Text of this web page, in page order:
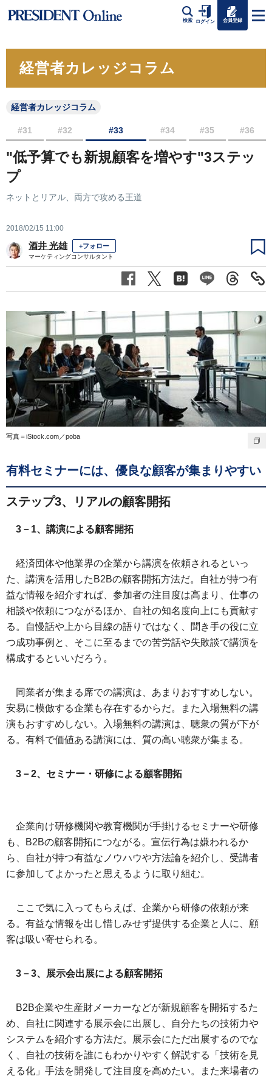
検索 ログイン 会員登録
経営者カレッジコラム
経営者カレッジコラム
#31 #32 #33 #34 #35 #36
"低予算でも新規顧客を増やす"3ステッ
プ
ネットとリアル、両方で攻める王道
2018/02/15 11:00
酒井 光雄 +フォロー
マーケティングコンサルタント
写真＝iStock.com／poba
有料セミナーには、優良な顧客が集まりやすい
ステップ3、リアルの顧客開拓
3－1、講演による顧客開拓
経済団体や他業界の企業から講演を依頼されるといっ
た、講演を活用したB2Bの顧客開拓方法だ。自社が持つ有
益な情報を紹介すれば、参加者の注目度は高まり、仕事の
相談や依頼につながるほか、自社の知名度向上にも貢献す
る。自慢話や上から目線の語りではなく、聞き手の役に立
つ成功事例と、そこに至るまでの苦労話や失敗談で講演を
構成するといいだろう。
同業者が集まる席での講演は、あまりおすすめしない。
安易に模倣する企業も存在するからだ。また入場無料の講
演もおすすめしない。入場無料の講演は、聴衆の質が下が
る。有料で価値ある講演には、質の高い聴衆が集まる。
3－2、セミナー・研修による顧客開拓
企業向け研修機関や教育機関が手掛けるセミナーや研修
も、B2Bの顧客開拓につながる。宣伝行為は嫌われるか
ら、自社が持つ有益なノウハウや方法論を紹介し、受講者
に参加してよかったと思えるように取り組む。
ここで気に入ってもらえば、企業から研修の依頼が来
る。有益な情報を出し惜しみせず提供する企業と人に、顧
客は吸い寄せられる。
3－3、展示会出展による顧客開拓
B2B企業や生産財メーカーなどが新規顧客を開拓するた
め、自社に関連する展示会に出展し、自分たちの技術力や
システムを紹介する方法だ。展示会にただ出展するのでな
く、自社の技術を誰にもわかりやすく解説する「技術を見
える化」手法を開発して注目度を高めたい。また来場者の